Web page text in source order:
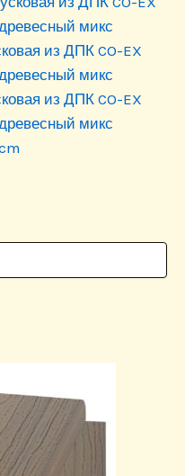
из ДПК CO-EX
микс
из ДПК CO-EX
микс